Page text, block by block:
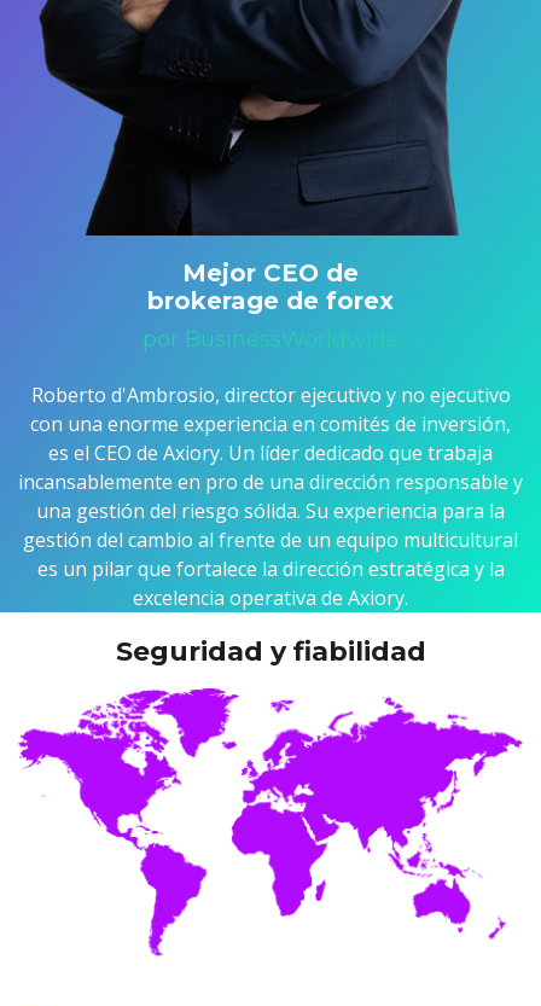
Mejor CEO de
brokerage de forex
por BusinessWorldwide
Roberto d'Ambrosio, director ejecutivo y no ejecutivo
con una enorme experiencia en comités de inversión,
es el CEO de Axiory. Un líder dedicado que trabaja
incansablemente en pro de una dirección responsable y
una gestión del riesgo sólida. Su experiencia para la
gestión del cambio al frente de un equipo multicultural
es un pilar que fortalece la dirección estratégica y la
excelencia operativa de Axiory.
Seguridad y fiabilidad